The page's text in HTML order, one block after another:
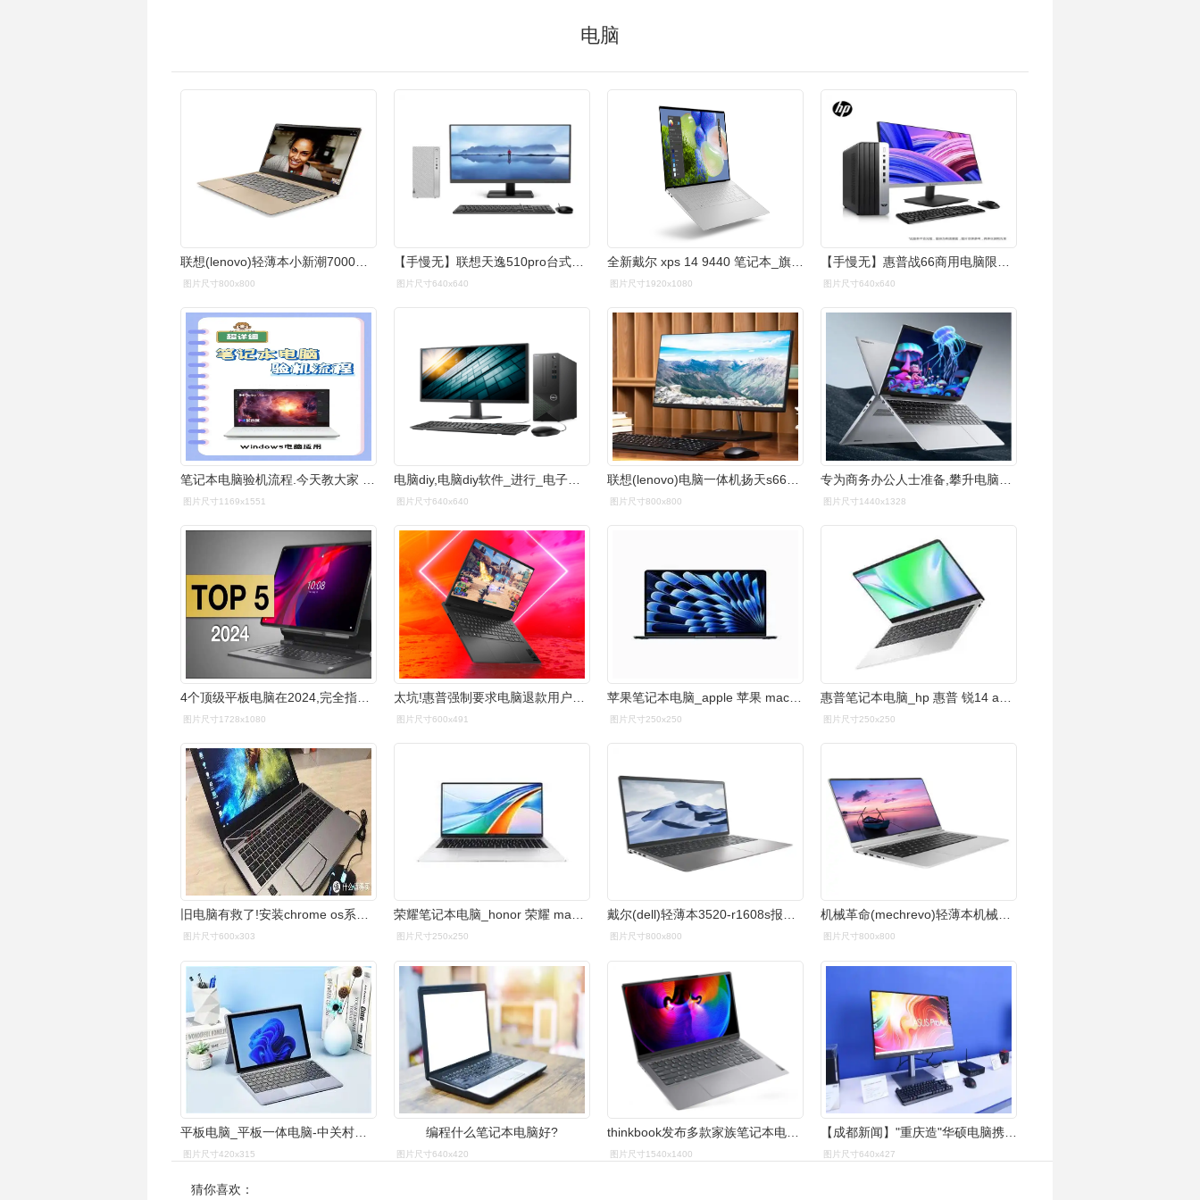
电脑
联想(lenovo)轻薄本小新潮7000报价_参数_图片_视频__
图片尺寸800x800
【手慢无】联想天逸510pro台式机电脑主机大促销 6546入手比原价便宜_
图片尺寸640x640
全新戴尔 xps 14 9440 笔记本_旗舰创作轻薄本_酷睿ultra7加速ai创作
图片尺寸1920x1080 图片尺寸640x640
图片尺寸1169x1551
电脑diy,电脑diy软件_进行_电子设备_问题
图片尺寸640x640 图片尺寸800x800 图片尺寸1440x1328
4个顶级平板电脑在2024,完全指南|作者total tech
图片尺寸1728x1080 图片尺寸600x491
苹果笔记本电脑_apple 苹果 macbook air 15.3英寸m2芯片8核 10核 16g
图片尺寸250x250 图片尺寸250x250
旧电脑有救了!安装chrome os系统,运行如飞,真不用__
图片尺寸600x303
荣耀笔记本电脑_honor 荣耀 magicbook x16 pro 16英寸笔记本电脑(i5-
图片尺寸250x250
戴尔(dell)轻薄本3520-r1608s报价_参数_图片_视频_样
图片尺寸800x800
机械革命(mechrevo)轻薄本机械革命(mechrevo) s2报价
图片尺寸800x800
平板电脑_平板一体电脑-中关村在线平板电脑频道
图片尺寸420x315
编程什么笔记本电脑好?
图片尺寸640x420
thinkbook发布多款家族笔记本电脑新品,极致轻薄成新青年商务首选
图片尺寸1540x1400
【成都新闻】"重庆造"华硕电脑携手西洽会精彩亮相-
图片尺寸640x427
猜你喜欢：